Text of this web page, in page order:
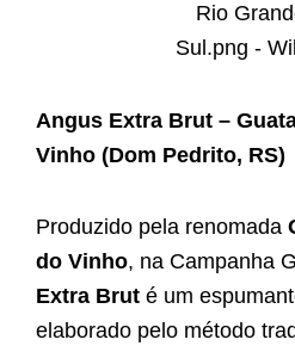
Angus Extra Brut –
Vinho (Dom Pedrito, RS)
Produzido pela renomada
do Vinho, na Campanha
Extra Brut é um
elaborado pelo método